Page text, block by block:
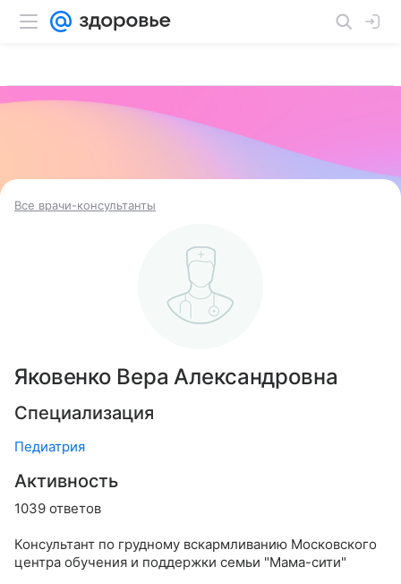
Все врачи-консультанты
Яковенко Вера Александровна
Специализация
Педиатрия
Активность
1039 ответов
Консультант по грудному вскармливанию Московского
центра обучения и поддержки семьи "Мама-сити"